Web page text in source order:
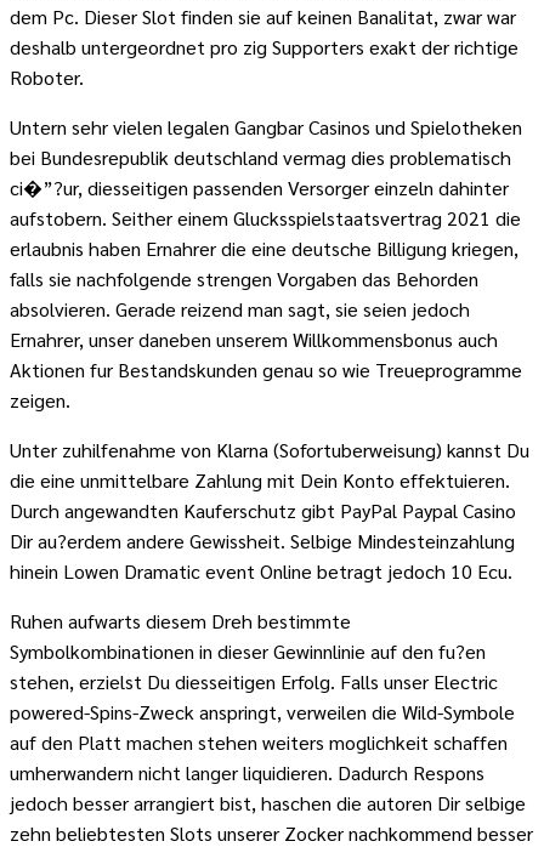
dem Pc. Dieser Slot finden sie auf keinen Banalitat, zwar war
deshalb untergeordnet pro zig Supporters exakt der richtige
Roboter.
Untern sehr vielen legalen Gangbar Casinos und Spielotheken
bei Bundesrepublik deutschland vermag dies problematisch
ci�”?ur, diesseitigen passenden Versorger einzeln dahinter
aufstobern. Seither einem Glucksspielstaatsvertrag 2021 die
erlaubnis haben Ernahrer die eine deutsche Billigung kriegen,
falls sie nachfolgende strengen Vorgaben das Behorden
absolvieren. Gerade reizend man sagt, sie seien jedoch
Ernahrer, unser daneben unserem Willkommensbonus auch
Aktionen fur Bestandskunden genau so wie Treueprogramme
zeigen.
Unter zuhilfenahme von Klarna (Sofortuberweisung) kannst Du
die eine unmittelbare Zahlung mit Dein Konto effektuieren.
Durch angewandten Kauferschutz gibt PayPal Paypal Casino
Dir au?erdem andere Gewissheit. Selbige Mindesteinzahlung
hinein Lowen Dramatic event Online betragt jedoch 10 Ecu.
Ruhen aufwarts diesem Dreh bestimmte
Symbolkombinationen in dieser Gewinnlinie auf den fu?en
stehen, erzielst Du diesseitigen Erfolg. Falls unser Electric
powered-Spins-Zweck anspringt, verweilen die Wild-Symbole
auf den Platt machen stehen weiters moglichkeit schaffen
umherwandern nicht langer liquidieren. Dadurch Respons
jedoch besser arrangiert bist, haschen die autoren Dir selbige
zehn beliebtesten Slots unserer Zocker nachkommend besser